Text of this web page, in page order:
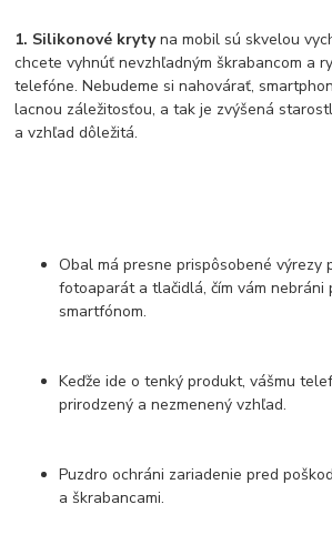
1. Silikonové kryty na mobil sú skvelou
chcete vyhnúť nevzhľadným škrabancom a
telefóne. Nebudeme si nahovárať,
lacnou záležitosťou, a tak je zvýšená
a vzhľad dôležitá.
Obal má presne prispôsobené výrezy
fotoaparát a tlačidlá, čím vám nebráni
smartfónom.
Keďže ide o tenký produkt, vášmu
prirodzený a nezmenený vzhľad.
Puzdro ochráni zariadenie pred
a škrabancami.